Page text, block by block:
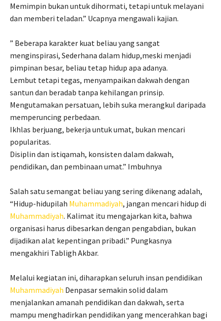
Memimpin bukan untuk dihormati, tetapi untuk melayani
dan memberi teladan.” Ucapnya mengawali kajian.
” Beberapa karakter kuat beliau yang sangat
menginspirasi, Sederhana dalam hidup,meski menjadi
pimpinan besar, beliau tetap hidup apa adanya.
Lembut tetapi tegas, menyampaikan dakwah dengan
santun dan beradab tanpa kehilangan prinsip.
Mengutamakan persatuan, lebih suka merangkul daripada
memperuncing perbedaan.
Ikhlas berjuang, bekerja untuk umat, bukan mencari
popularitas.
Disiplin dan istiqamah, konsisten dalam dakwah,
pendidikan, dan pembinaan umat.” Imbuhnya
Salah satu semangat beliau yang sering dikenang adalah,
“Hidup-hidupilah Muhammadiyah, jangan mencari hidup di
Muhammadiyah. Kalimat itu mengajarkan kita, bahwa
organisasi harus dibesarkan dengan pengabdian, bukan
dijadikan alat kepentingan pribadi.” Pungkasnya
mengakhiri Tabligh Akbar.
Melalui kegiatan ini, diharapkan seluruh insan pendidikan
Muhammadiyah Denpasar semakin solid dalam
menjalankan amanah pendidikan dan dakwah, serta
mampu menghadirkan pendidikan yang mencerahkan bagi